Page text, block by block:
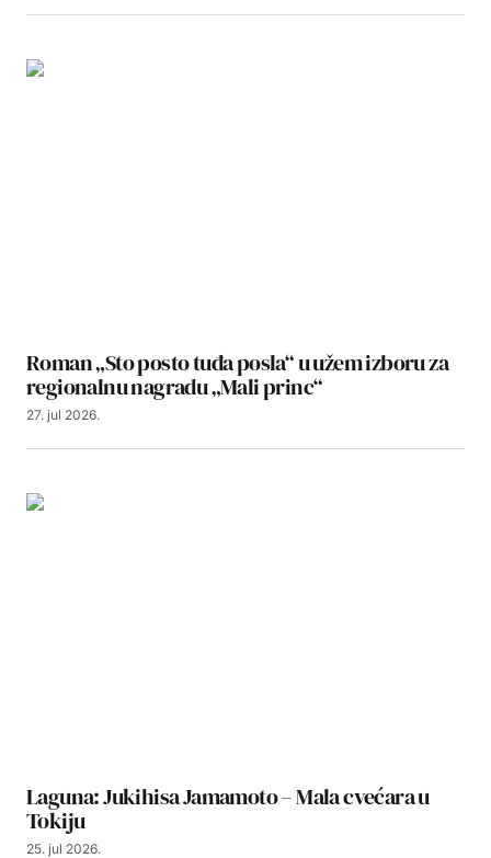
Roman „Sto posto tuđa posla“ u užem izboru za
regionalnu nagradu „Mali princ“
27. jul 2026.
Laguna: Jukihisa Jamamoto – Mala cvećara u
Tokiju
25. jul 2026.